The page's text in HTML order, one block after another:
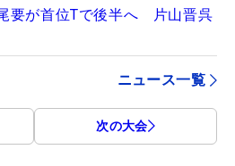
要が首位Tで後半へ 片山晋呉
ニュース一覧
次の大会